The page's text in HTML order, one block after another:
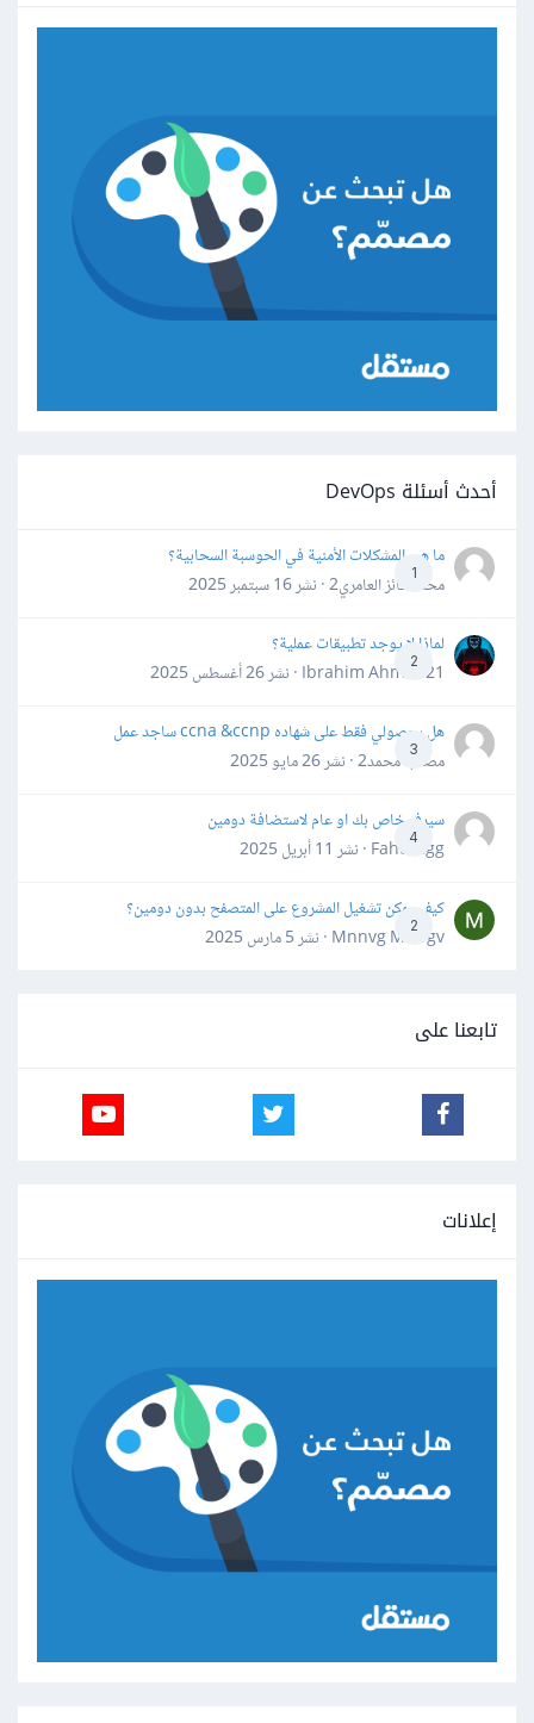
أحدث أسئلة DevOps
1
ما هي المشكلات الأمنية في الحوسبة السحابية؟
محمد فائز العامري2 · نشر
16 سبتمبر 2025
2
لماذا لا يوجد تطبيقات عملية؟
Ibrahim Ahmed21 · نشر
26 أغسطس 2025
3
هل بحصولي فقط على شهاده ccna &ccnp ساجد عمل
مصعب محمد2 · نشر
26 مايو 2025
4
سيرفر خاص بك او عام لاستضافة دومين
Fahd Ggg · نشر
11 أبريل 2025
2
كيف يمكن تشغيل المشروع على المتصفح بدون دومين؟
Mnnvg Mnbgv · نشر
5 مارس 2025
تابعنا على
إعلانات